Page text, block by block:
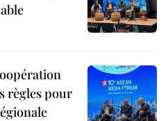
règles pour